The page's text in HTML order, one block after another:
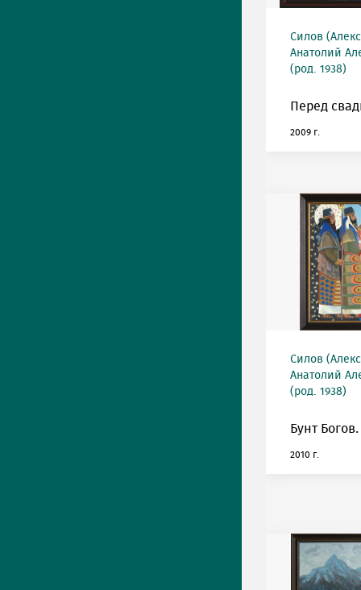
Силов
Анатолий
(род. 1938)
Перед
2009 г.
Силов
Анатолий
(род. 1938)
Бунт Богов.
2010 г.